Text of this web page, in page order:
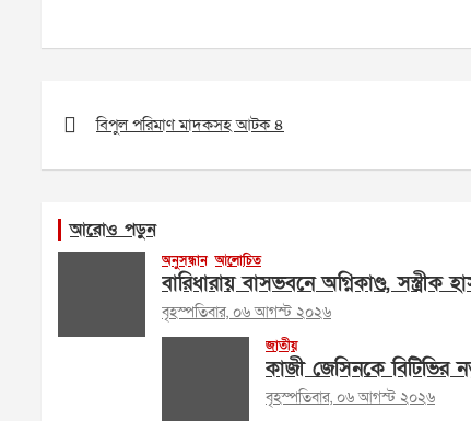
navigation
বিপুল পরিমাণ মাদকসহ আটক ৪
আরোও পড়ুন
অনুসন্ধান আলোচিত
বারিধারায় বাসভবনে অগ্নিকাণ্ড, সস্ত্রীক
বৃহস্পতিবার, ০৬ আগস্ট ২০২৬
জাতীয়
কাজী জেসিনকে বিটিভির
বৃহস্পতিবার, ০৬ আগস্ট ২০২৬